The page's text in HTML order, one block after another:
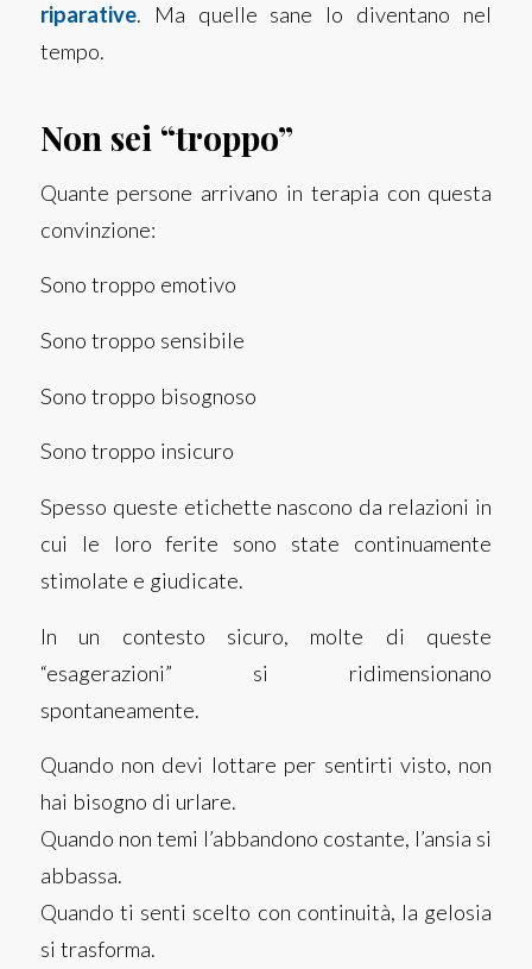
riparative.
Ma quelle sane lo diventano nel
tempo.
Non sei “troppo”
Quante persone arrivano in terapia con questa
convinzione:
Sono troppo emotivo
Sono troppo sensibile
Sono troppo bisognoso
Sono troppo insicuro
Spesso queste etichette nascono da relazioni in
cui le loro ferite sono state continuamente
stimolate e giudicate.
In un contesto sicuro, molte di queste
“esagerazioni” si ridimensionano
spontaneamente.
Quando non devi lottare per sentirti visto, non
hai bisogno di urlare.
Quando non temi l’abbandono costante, l’ansia si
abbassa.
Quando ti senti scelto con continuità, la gelosia
si trasforma.